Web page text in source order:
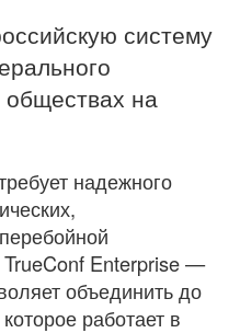
систему
обществах на
надежного
Enterprise —
объединить до
работает в